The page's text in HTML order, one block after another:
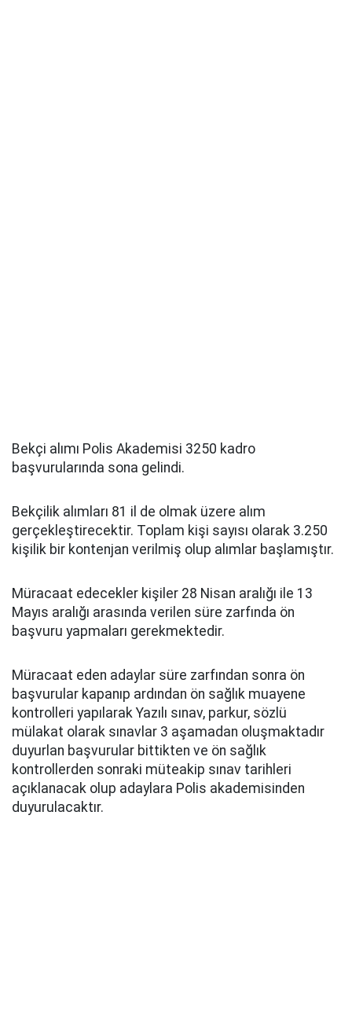
Bekçi alımı Polis Akademisi 3250 kadro
başvurularında sona gelindi.
Bekçilik alımları 81 il de olmak üzere alım
gerçekleştirecektir. Toplam kişi sayısı olarak 3.250
kişilik bir kontenjan verilmiş olup alımlar başlamıştır.
Müracaat edecekler kişiler 28 Nisan aralığı ile 13
Mayıs aralığı arasında verilen süre zarfında ön
başvuru yapmaları gerekmektedir.
Müracaat eden adaylar süre zarfından sonra ön
başvurular kapanıp ardından ön sağlık muayene
kontrolleri yapılarak Yazılı sınav, parkur, sözlü
mülakat olarak sınavlar 3 aşamadan oluşmaktadır
duyurlan başvurular bittikten ve ön sağlık
kontrollerden sonraki müteakip sınav tarihleri
açıklanacak olup adaylara Polis akademisinden
duyurulacaktır.